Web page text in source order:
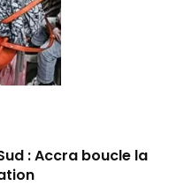
: Accra boucle la